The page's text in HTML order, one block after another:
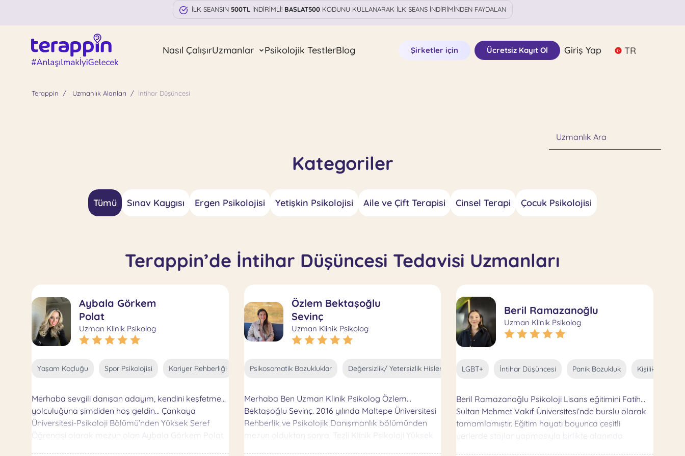
İLK SEANSIN 500TLİNDİRİMLİ! BASLAT500KODUNU KULLANARAK İLK SEANS İNDİRİMİNDEN FAYDALAN
Nasıl ÇalışırUzmanlar Psikolojik TestlerBlog Şirketler için Ücretsiz Kayıt Ol Giriş Yap TR
Terappin Uzmanlık Alanları İntihar Düşüncesi
Uzmanlık Ara
Kategoriler
Tümü Sınav Kaygısı Ergen Psikolojisi Yetişkin Psikolojisi Aile ve Çift Terapisi Cinsel Terapi Çocuk Psikolojisi
Terappin’de İntihar Düşüncesi Tedavisi Uzmanları
Aybala Görkem
Polat
Uzman Klinik Psikolog
Yaşam Koçluğu Spor Psikolojisi Kariyer Rehberliği Cinsel Problemler Kardeş Kıskançlığı İntihar Düşüncesi Sosyal Kaygı Aile İçi Şiddet Kumar İnternet Bağımlılığı
Merhaba sevgili danışan adayım, kendini keşfetme
yolculuğuna şimdiden hoş geldin... Çankaya
Üniversitesi-Psikoloji Bölümü’nden Yüksek Şeref
Öğrencisi olarak mezun olan Aybala Görkem Polat,
Özlem Bektaşoğlu
Sevinç
Uzman Klinik Psikolog
Psikosomatik Bozukluklar Değersizlik/ Yetersizlik Hisleri Varoluşsal Kaygılar Dikkat Eksikliği Akran Zorbalığı
Merhaba Ben Uzman Klinik Psikolog Özlem
Bektaşoğlu Sevinç. 2016 yılında Maltepe Üniversitesi
Rehberlik ve Psikolojik Danışmanlık bölümünden
mezun olduktan sonra, Tezli Klinik Psikoloji Yüksek
Beril Ramazanoğlu
Uzman Klinik Psikolog
LGBT+ İntihar Düşüncesi Panik Bozukluk Kişilik
Beril Ramazanoğlu Psikoloji Lisans eğitimini Fatih
Sultan Mehmet Vakıf Üniversitesi’nde burslu olarak
tamamlamıştır. Eğitim hayatı boyunca çeşitli
yerlerde stajlar yapmasıyla birlikte alanında